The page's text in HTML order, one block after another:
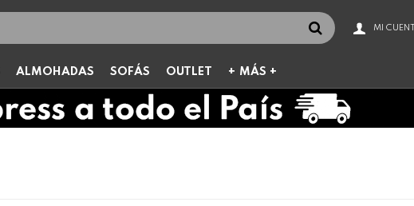
ALMOHADAS SOFÁS OUTLET MÁS +